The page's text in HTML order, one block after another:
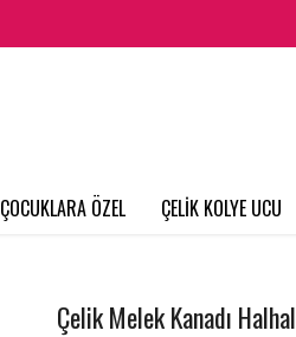
ÇOCUKLARA ÖZEL ÇELİK KOLYE UCU
Çelik Melek Kanadı Halhal